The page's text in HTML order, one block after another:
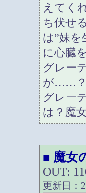
えてく
ち伏せ
は”妹を
に心臓
グレー
が……？
グレー
は？魔
■ 魔女
OUT:
更新日：